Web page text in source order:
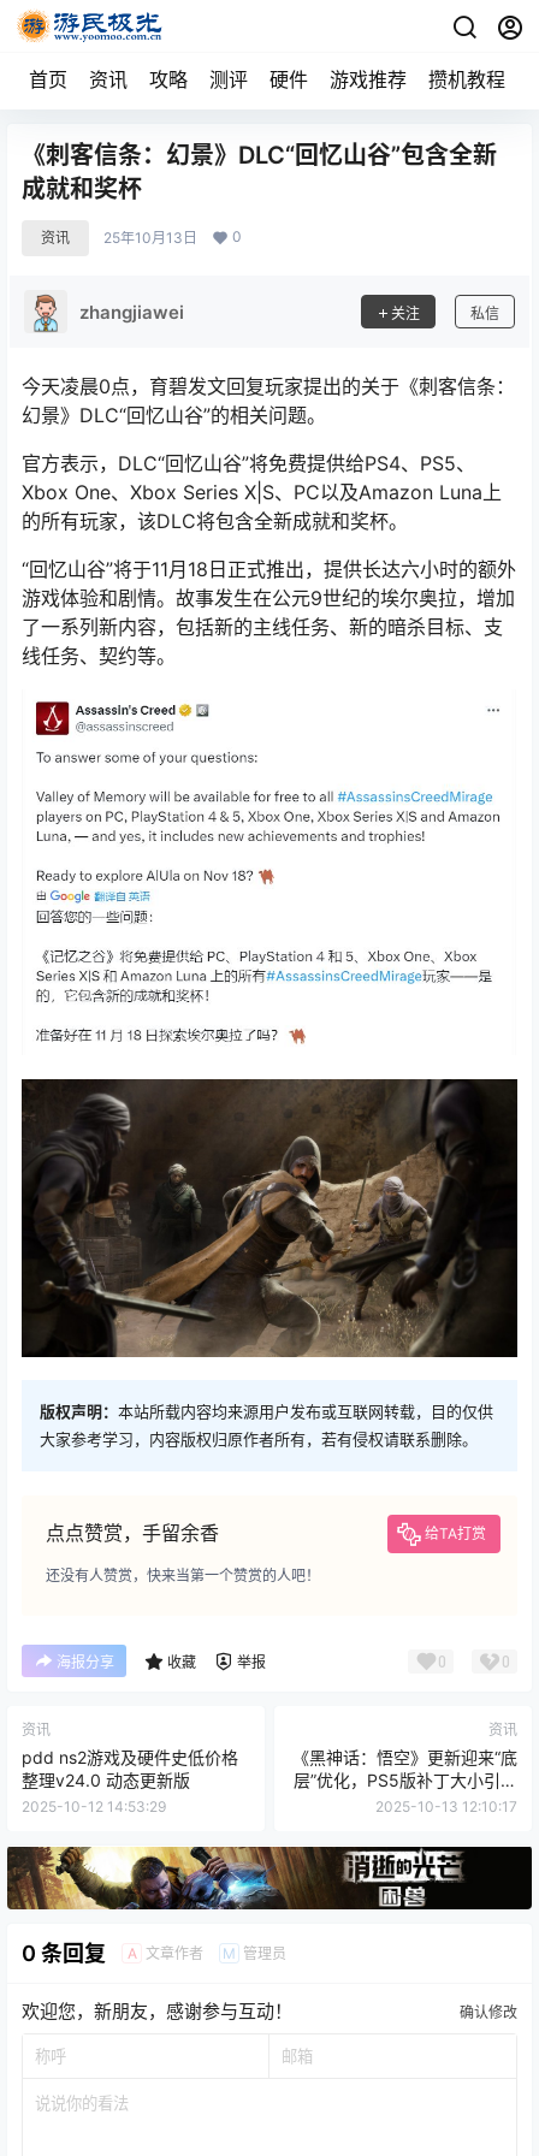
首页 资讯 攻略 测评 硬件 游戏推荐 攒机教程
《刺客信条：幻景》DLC“回忆山谷”包含全新
成就和奖杯
资讯 25年10月13日 0
zhangjiawei 关注 私信
今天凌晨0点，育碧发文回复玩家提出的关于《刺客信条：
幻景》DLC“回忆山谷”的相关问题。
官方表示，DLC“回忆山谷”将免费提供给PS4、PS5、
Xbox One、Xbox Series X|S、PC以及Amazon Luna上
的所有玩家，该DLC将包含全新成就和奖杯。
“回忆山谷”将于11月18日正式推出，提供长达六小时的额外
游戏体验和剧情。故事发生在公元9世纪的埃尔奥拉，增加
了一系列新内容，包括新的主线任务、新的暗杀目标、支
线任务、契约等。
版权声明： 本站所载内容均来源用户发布或互联网转载，目的仅供
大家参考学习，内容版权归原作者所有，若有侵权请联系删除。
点点赞赏，手留余香 给TA打赏
还没有人赞赏，快来当第一个赞赏的人吧！
海报分享 收藏 举报 0 0
资讯
pdd ns2游戏及硬件史低价格
整理v24.0 动态更新版
2025-10-12 14:53:29
资讯
《黑神话：悟空》更新迎来“底
层”优化，PS5版补丁大小引热
议
2025-10-13 12:10:17
0 条回复 A 文章作者 M 管理员
欢迎您，新朋友，感谢参与互动！ 确认修改